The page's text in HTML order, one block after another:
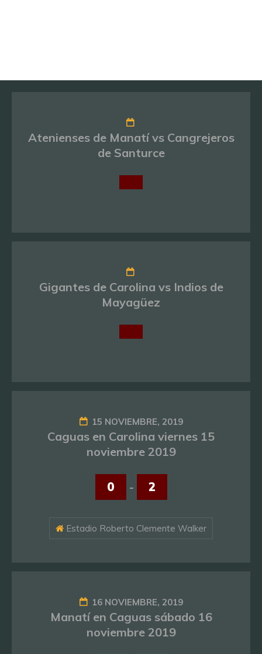
Atenienses de Manatí vs Cangrejeros
de Santurce
Gigantes de Carolina vs Indios de
Mayagüez
15 NOVIEMBRE, 2019
Caguas en Carolina viernes 15
noviembre 2019
0 - 2
Estadio Roberto Clemente Walker
16 NOVIEMBRE, 2019
Manatí en Caguas sábado 16
noviembre 2019